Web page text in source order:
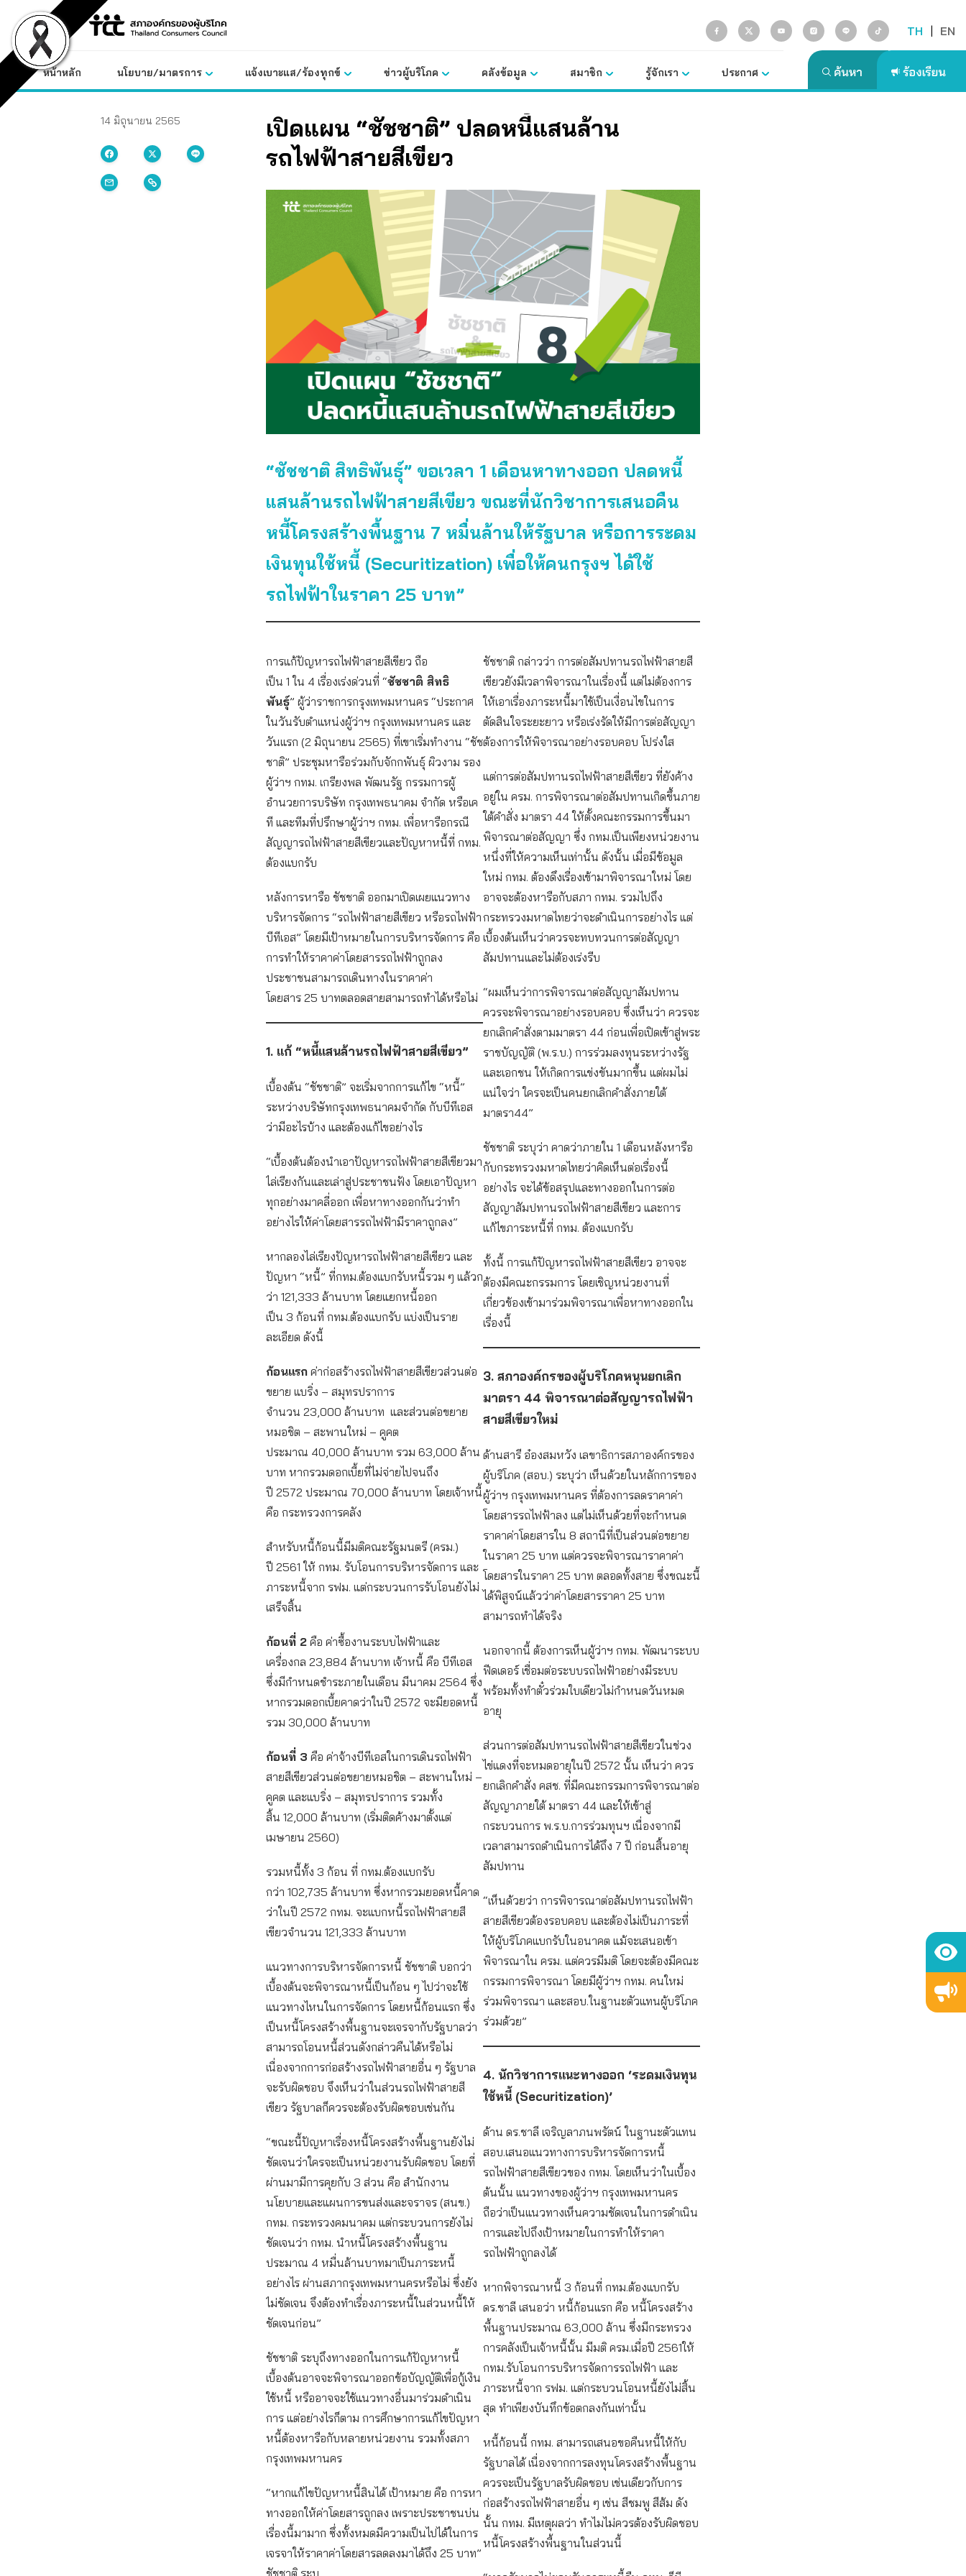
content
TH | EN
หน้าหลัก นโยบาย/มาตรการ แจ้งเบาะแส/ร้องทุกข์ ข่าวผู้บริโภค คลังข้อมูล สมาชิก รู้จักเรา ประกาศ
14 มิถุนายน 2565
เปิดแผน “ชัชชาติ” ปลดหนี้แสนล้าน
รถไฟฟ้าสายสีเขียว
“ชัชชาติ สิทธิพันธุ์” ขอเวลา 1 เดือนหาทางออก ปลดหนี้
แสนล้านรถไฟฟ้าสายสีเขียว ขณะที่นักวิชาการเสนอคืน
หนี้โครงสร้างพื้นฐาน 7 หมื่นล้านให้รัฐบาล หรือการระดม
เงินทุนใช้หนี้ (Securitization) เพื่อให้คนกรุงฯ ได้ใช้
รถไฟฟ้าในราคา 25 บาท”
การแก้ปัญหารถไฟฟ้าสายสีเขียว ถือ
เป็น 1 ใน 4 เรื่องเร่งด่วนที่ “ชัชชาติ สิทธิ
พันธุ์” ผู้ว่าราชการกรุงเทพมหานคร “ประกาศ
ในวันรับตำแหน่งผู้ว่าฯ กรุงเทพมหานคร และ
วันแรก (2 มิถุนายน 2565) ที่เขาเริ่มทำงาน “ชัช
ชาติ” ประชุมหารือร่วมกับจักกพันธุ์ ผิวงาม รอง
ผู้ว่าฯ กทม. เกรียงพล พัฒนรัฐ กรรมการผู้
อำนวยการบริษัท กรุงเทพธนาคม จำกัด หรือเค
ที และทีมที่ปรึกษาผู้ว่าฯ กทม. เพื่อหารือกรณี
สัญญารถไฟฟ้าสายสีเขียวและปัญหาหนี้ที่ กทม.
ต้องแบกรับ
หลังการหารือ ชัชชาติ ออกมาเปิดเผยแนวทาง
บริหารจัดการ “รถไฟฟ้าสายสีเขียว หรือรถไฟฟ้า
บีทีเอส” โดยมีเป้าหมายในการบริหารจัดการ คือ
การทำให้ราคาค่าโดยสารรถไฟฟ้าถูกลง
ประชาชนสามารถเดินทางในราคาค่า
โดยสาร 25 บาทตลอดสายสามารถทำได้หรือไม่
1. แก้ “หนี้แสนล้านรถไฟฟ้าสายสีเขียว”
เบื้องต้น “ชัชชาติ” จะเริ่มจากการแก้ไข “หนี้”
ระหว่างบริษัทกรุงเทพธนาคมจำกัด กับบีทีเอส
ว่ามีอะไรบ้าง และต้องแก้ไขอย่างไร
“เบื้องต้นต้องนำเอาปัญหารถไฟฟ้าสายสีเขียวมา
ไล่เรียงกันและเล่าสู่ประชาชนฟัง โดยเอาปัญหา
ทุกอย่างมาคลี่ออก เพื่อหาทางออกกันว่าทำ
อย่างไรให้ค่าโดยสารรถไฟฟ้ามีราคาถูกลง”
หากลองไล่เรียงปัญหารถไฟฟ้าสายสีเขียว และ
ปัญหา “หนี้” ที่กทม.ต้องแบกรับหนี้รวม ๆ แล้วก
ว่า 121,333 ล้านบาท โดยแยกหนี้ออก
เป็น 3 ก้อนที่ กทม.ต้องแบกรับ แบ่งเป็นราย
ละเอียด ดังนี้
ก้อนแรก ค่าก่อสร้างรถไฟฟ้าสายสีเขียวส่วนต่อ
ขยาย แบริ่ง – สมุทรปราการ
จำนวน 23,000 ล้านบาท และส่วนต่อขยาย
หมอชิต – สะพานใหม่ – คูคต
ประมาณ 40,000 ล้านบาท รวม 63,000 ล้าน
บาท หากรวมดอกเบี้ยที่ไม่จ่ายไปจนถึง
ปี 2572 ประมาณ 70,000 ล้านบาท โดยเจ้าหนี้
คือ กระทรวงการคลัง
สำหรับหนี้ก้อนนี้มีมติคณะรัฐมนตรี (ครม.)
ปี 2561 ให้ กทม. รับโอนการบริหารจัดการ และ
ภาระหนี้จาก รฟม. แต่กระบวนการรับโอนยังไม่
เสร็จสิ้น
ก้อนที่ 2 คือ ค่าซื้องานระบบไฟฟ้าและ
เครื่องกล 23,884 ล้านบาท เจ้าหนี้ คือ บีทีเอส
ซึ่งมีกำหนดชำระภายในเดือน มีนาคม 2564 ซึ่ง
หากรวมดอกเบี้ยคาดว่าในปี 2572 จะมียอดหนี้
รวม 30,000 ล้านบาท
ก้อนที่ 3 คือ ค่าจ้างบีทีเอสในการเดินรถไฟฟ้า
สายสีเขียวส่วนต่อขยายหมอชิต – สะพานใหม่ –
คูคต และแบริ่ง – สมุทรปราการ รวมทั้ง
สิ้น 12,000 ล้านบาท (เริ่มติดค้างมาตั้งแต่
เมษายน 2560)
รวมหนี้ทั้ง 3 ก้อน ที่ กทม.ต้องแบกรับ
กว่า 102,735 ล้านบาท ซึ่งหากรวมยอดหนี้คาด
ว่าในปี 2572 กทม. จะแบกหนี้รถไฟฟ้าสายสี
เขียวจำนวน 121,333 ล้านบาท
แนวทางการบริหารจัดการหนี้ ชัชชาติ บอกว่า
เบื้องต้นจะพิจารณาหนี้เป็นก้อน ๆ ไปว่าจะใช้
แนวทางไหนในการจัดการ โดยหนี้ก้อนแรก ซึ่ง
เป็นหนี้โครงสร้างพื้นฐานจะเจรจากับรัฐบาลว่า
สามารถโอนหนี้ส่วนดังกล่าวคืนได้หรือไม่
เนื่องจากการก่อสร้างรถไฟฟ้าสายอื่น ๆ รัฐบาล
จะรับผิดชอบ จึงเห็นว่าในส่วนรถไฟฟ้าสายสี
เขียว รัฐบาลก็ควรจะต้องรับผิดชอบเช่นกัน
“ขณะนี้ปัญหาเรื่องหนี้โครงสร้างพื้นฐานยังไม่
ชัดเจนว่าใครจะเป็นหน่วยงานรับผิดชอบ โดยที่
ผ่านมามีการคุยกับ 3 ส่วน คือ สำนักงาน
นโยบายและแผนการขนส่งและจราจร (สนข.)
กทม. กระทรวงคมนาคม แต่กระบวนการยังไม่
ชัดเจนว่า กทม. นำหนี้โครงสร้างพื้นฐาน
ประมาณ 4 หมื่นล้านบาทมาเป็นภาระหนี้
อย่างไร ผ่านสภากรุงเทพมหานครหรือไม่ ซึ่งยัง
ไม่ชัดเจน จึงต้องทำเรื่องภาระหนี้ในส่วนหนี้ให้
ชัดเจนก่อน”
ชัชชาติ ระบุถึงทางออกในการแก้ปัญหาหนี้
เบื้องต้นอาจจะพิจารณาออกข้อบัญญัติเพื่อกู้เงิน
ใช้หนี้ หรืออาจจะใช้แนวทางอื่นมาร่วมดำเนิน
การ แต่อย่างไรก็ตาม การศึกษาการแก้ไขปัญหา
หนี้ต้องหารือกับหลายหน่วยงาน รวมทั้งสภา
กรุงเทพมหานคร
“หากแก้ไขปัญหาหนี้สินได้ เป้าหมาย คือ การหา
ทางออกให้ค่าโดยสารถูกลง เพราะประชาชนบ่น
เรื่องนี้มามาก ซึ่งทั้งหมดมีความเป็นไปได้ในการ
เจรจาให้ราคาค่าโดยสารลดลงมาได้ถึง 25 บาท”
ชัชชาติ ระบุ
ชัชชาติ กล่าวว่า การต่อสัมปทานรถไฟฟ้าสายสี
เขียวยังมีเวลาพิจารณาในเรื่องนี้ แต่ไม่ต้องการ
ให้เอาเรื่องภาระหนี้มาใช้เป็นเงื่อนไขในการ
ตัดสินใจระยะยาว หรือเร่งรัดให้มีการต่อสัญญา
ต้องการให้พิจารณาอย่างรอบคอบ โปร่งใส
แต่การต่อสัมปทานรถไฟฟ้าสายสีเขียว ที่ยังค้าง
อยู่ใน ครม. การพิจารณาต่อสัมปทานเกิดขึ้นภาย
ใต้คำสั่ง มาตรา 44 ให้ตั้งคณะกรรมการขึ้นมา
พิจารณาต่อสัญญา ซึ่ง กทม.เป็นเพียงหน่วยงาน
หนึ่งที่ให้ความเห็นเท่านั้น ดังนั้น เมื่อมีข้อมูล
ใหม่ กทม. ต้องดึงเรื่องเข้ามาพิจารณาใหม่ โดย
อาจจะต้องหารือกับสภา กทม. รวมไปถึง
กระทรวงมหาดไทยว่าจะดำเนินการอย่างไร แต่
เบื้องต้นเห็นว่าควรจะทบทวนการต่อสัญญา
สัมปทานและไม่ต้องเร่งรีบ
“ผมเห็นว่าการพิจารณาต่อสัญญาสัมปทาน
ควรจะพิจารณาอย่างรอบคอบ ซึ่งเห็นว่า ควรจะ
ยกเลิกคำสั่งตามมาตรา 44 ก่อนเพื่อเปิดเข้าสู่พระ
ราชบัญญัติ (พ.ร.บ.) การร่วมลงทุนระหว่างรัฐ
และเอกชน ให้เกิดการแข่งขันมากขึ้น แต่ผมไม่
แน่ใจว่า ใครจะเป็นคนยกเลิกคำสั่งภายใต้
มาตรา44”
ชัชชาติ ระบุว่า คาดว่าภายใน 1 เดือนหลังหารือ
กับกระทรวงมหาดไทยว่าคิดเห็นต่อเรื่องนี้
อย่างไร จะได้ข้อสรุปและทางออกในการต่อ
สัญญาสัมปทานรถไฟฟ้าสายสีเขียว และการ
แก้ไขภาระหนี้ที่ กทม. ต้องแบกรับ
ทั้งนี้ การแก้ปัญหารถไฟฟ้าสายสีเขียว อาจจะ
ต้องมีคณะกรรมการ โดยเชิญหน่วยงานที่
เกี่ยวข้องเข้ามาร่วมพิจารณาเพื่อหาทางออกใน
เรื่องนี้
3. สภาองค์กรของผู้บริโภคหนุนยกเลิก
มาตรา 44 พิจารณาต่อสัญญารถไฟฟ้า
สายสีเขียวใหม่
ด้านสารี อ๋องสมหวัง เลขาธิการสภาองค์กรของ
ผู้บริโภค (สอบ.) ระบุว่า เห็นด้วยในหลักการของ
ผู้ว่าฯ กรุงเทพมหานคร ที่ต้องการลดราคาค่า
โดยสารรถไฟฟ้าลง แต่ไม่เห็นด้วยที่จะกำหนด
ราคาค่าโดยสารใน 8 สถานีที่เป็นส่วนต่อขยาย
ในราคา 25 บาท แต่ควรจะพิจารณาราคาค่า
โดยสารในราคา 25 บาท ตลอดทั้งสาย ซึ่งขณะนี้
ได้พิสูจน์แล้วว่าค่าโดยสารราคา 25 บาท
สามารถทำได้จริง
นอกจากนี้ ต้องการเห็นผู้ว่าฯ กทม. พัฒนาระบบ
ฟีดเดอร์ เชื่อมต่อระบบรถไฟฟ้าอย่างมีระบบ
พร้อมทั้งทำตั๋วร่วมใบเดียวไม่กำหนดวันหมด
อายุ
ส่วนการต่อสัมปทานรถไฟฟ้าสายสีเขียวในช่วง
ไข่แดงที่จะหมดอายุในปี 2572 นั้น เห็นว่า ควร
ยกเลิกคำสั่ง คสช. ที่มีคณะกรรมการพิจารณาต่อ
สัญญาภายใต้ มาตรา 44 และให้เข้าสู่
กระบวนการ พ.ร.บ.การร่วมทุนฯ เนื่องจากมี
เวลาสามารถดำเนินการได้ถึง 7 ปี ก่อนสิ้นอายุ
สัมปทาน
“เห็นด้วยว่า การพิจารณาต่อสัมปทานรถไฟฟ้า
สายสีเขียวต้องรอบคอบ และต้องไม่เป็นภาระที่
ให้ผู้บริโภคแบกรับในอนาคต แม้จะเสนอเข้า
พิจารณาใน ครม. แต่ควรมีมติ โดยจะต้องมีคณะ
กรรมการพิจารณา โดยมีผู้ว่าฯ กทม. คนใหม่
ร่วมพิจารณา และสอบ.ในฐานะตัวแทนผู้บริโภค
ร่วมด้วย”
4. นักวิชาการแนะทางออก ‘ระดมเงินทุน
ใช้หนี้ (Securitization)’
ด้าน ดร.ชาลี เจริญลาภนพรัตน์ ในฐานะตัวแทน
สอบ.เสนอแนวทางการบริหารจัดการหนี้
รถไฟฟ้าสายสีเขียวของ กทม. โดยเห็นว่าในเบื้อง
ต้นนั้น แนวทางของผู้ว่าฯ กรุงเทพมหานคร
ถือว่าเป็นแนวทางเห็นความชัดเจนในการดำเนิน
การและไปถึงเป้าหมายในการทำให้ราคา
รถไฟฟ้าถูกลงได้
หากพิจารณาหนี้ 3 ก้อนที่ กทม.ต้องแบกรับ
ดร.ชาลี เสนอว่า หนี้ก้อนแรก คือ หนี้โครงสร้าง
พื้นฐานประมาณ 63,000 ล้าน ซึ่งมีกระทรวง
การคลังเป็นเจ้าหนี้นั้น มีมติ ครม.เมื่อปี 2561ให้
กทม.รับโอนการบริหารจัดการรถไฟฟ้า และ
ภาระหนี้จาก รฟม. แต่กระบวนโอนหนี้ยังไม่สิ้น
สุด ทำเพียงบันทึกข้อตกลงกันเท่านั้น
หนี้ก้อนนี้ กทม. สามารถเสนอขอคืนหนี้ให้กับ
รัฐบาลได้ เนื่องจากการลงทุนโครงสร้างพื้นฐาน
ควรจะเป็นรัฐบาลรับผิดชอบ เช่นเดียวกับการ
ก่อสร้างรถไฟฟ้าสายอื่น ๆ เช่น สีชมพู สีส้ม ดัง
นั้น กทม. มีเหตุผลว่า ทำไมไม่ควรต้องรับผิดชอบ
หนี้โครงสร้างพื้นฐานในส่วนนี้